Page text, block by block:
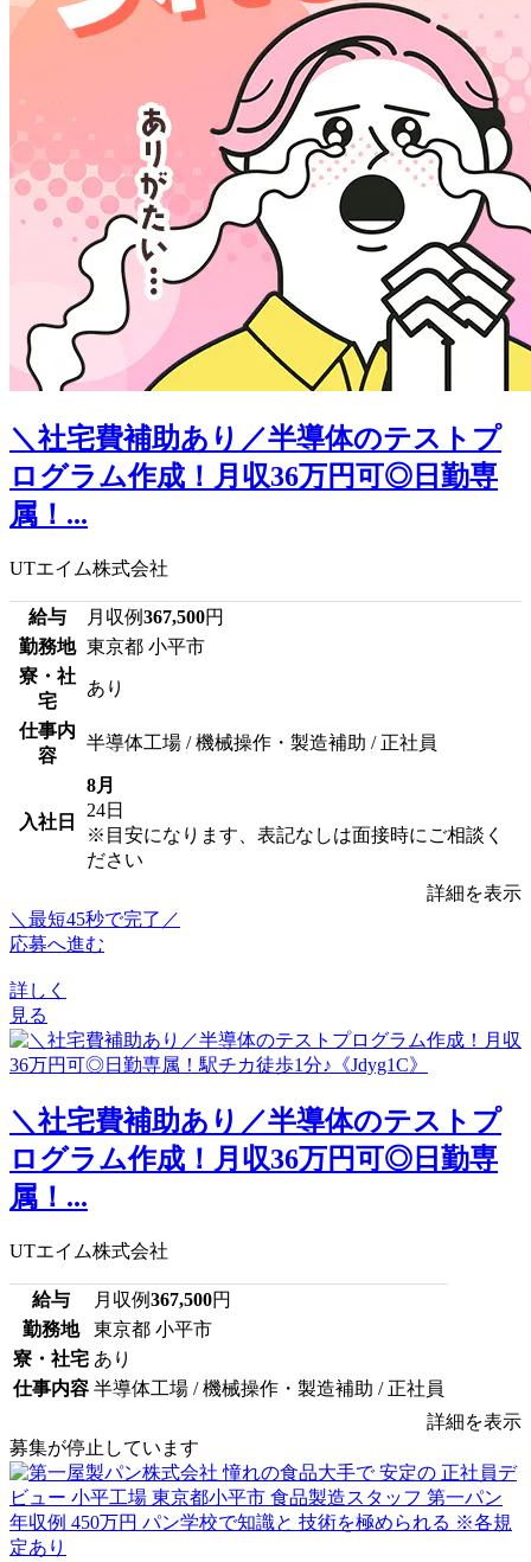
＼社宅費補助あり／半導体のテストプ
ログラム作成！月収36万円可◎日勤専
属！...
UTエイム株式会社
給与 月収例367,500円
勤務地 東京都 小平市
寮・社
宅
あり
仕事内
容
半導体工場 / 機械操作・製造補助 / 正社員
入社日
8月
24日
※目安になります、表記なしは面接時にご相談く
ださい
詳細を表示
＼最短45秒で完了／
応募へ進む
詳しく
見る
＼社宅費補助あり／半導体のテストプ
ログラム作成！月収36万円可◎日勤専
属！...
UTエイム株式会社
給与 月収例367,500円
勤務地
東京都 小平市
寮・社宅 あり
仕事内容 半導体工場 / 機械操作・製造補助 / 正社員
詳細を表示
募集が停止しています